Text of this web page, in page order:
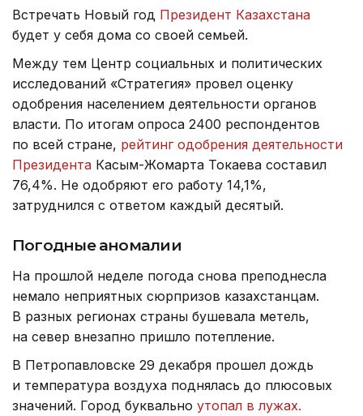
Встречать Новый год Президент Казахстана
будет у себя дома со своей семьей.
Между тем Центр социальных и политических
исследований «Стратегия» провел оценку
одобрения населением деятельности органов
власти. По итогам опроса 2400 респондентов
по всей стране, рейтинг одобрения деятельности
Президента Касым-Жомарта Токаева составил
76,4%. Не одобряют его работу 14,1%,
затруднился с ответом каждый десятый.
Погодные аномалии
На прошлой неделе погода снова преподнесла
немало неприятных сюрпризов казахстанцам.
В разных регионах страны бушевала метель,
на север внезапно пришло потепление.
В Петропавловске 29 декабря прошел дождь
и температура воздуха поднялась до плюсовых
значений. Город буквально утопал в лужах.